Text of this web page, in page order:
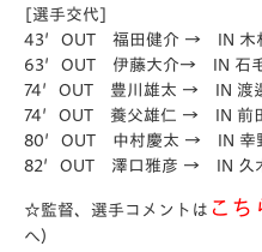
[選手交代]
43′OUT 福田健介 → IN 木
63′OUT 伊藤大介→ IN 石毛
74′OUT 豊川雄太 → IN 渡邊
74′OUT 養父雄仁 → IN 前田
80′OUT 中村慶太 → IN 幸野
82′OUT 澤口雅彦 → IN 久木
☆監督、選手コメントは こち
へ）